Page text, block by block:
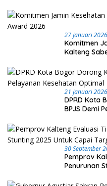
27 Januari 2026
Komitmen
Kalteng
21 Januari 2026
DPRD Kota
BPJS Demi
30 September
Pemprov
Penurunan